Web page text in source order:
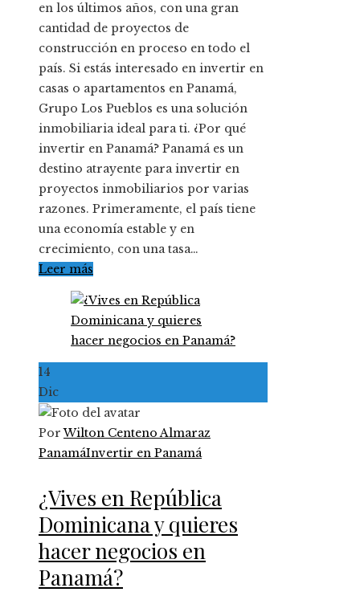
en los últimos años, con una gran
cantidad de proyectos de
construcción en proceso en todo el
país. Si estás interesado en invertir en
casas o apartamentos en Panamá,
Grupo Los Pueblos es una solución
inmobiliaria ideal para ti. ¿Por qué
invertir en Panamá? Panamá es un
destino atrayente para invertir en
proyectos inmobiliarios por varias
razones. Primeramente, el país tiene
una economía estable y en
crecimiento, con una tasa…
Leer más
14
Dic
PorWilton Centeno Almaraz
PanamáInvertir en Panamá
¿Vives en República
Dominicana y quieres
hacer negocios en
Panamá?